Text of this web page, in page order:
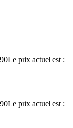
Le prix actuel est :
Le prix actuel est :